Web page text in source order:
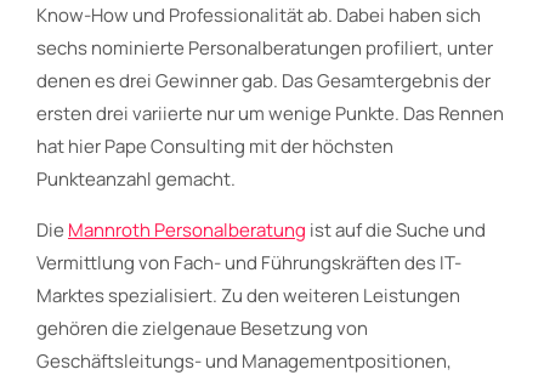
Know-How und Professionalität ab. Dabei haben sich
sechs nominierte Personalberatungen profiliert, unter
denen es drei Gewinner gab. Das Gesamtergebnis der
ersten drei variierte nur um wenige Punkte. Das Rennen
hat hier Pape Consulting mit der höchsten
Punkteanzahl gemacht.
Die Mannroth Personalberatung ist auf die Suche und
Vermittlung von Fach- und Führungskräften des IT-
Marktes spezialisiert. Zu den weiteren Leistungen
gehören die zielgenaue Besetzung von
Geschäftsleitungs- und Managementpositionen,